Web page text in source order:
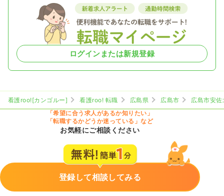
ログインまたは新規登録
看護roo![カンゴルー] 看護roo! 転職 広島県 広島市
広島市安佐
「希望に合う求人があるか知りたい」
「転職するかどうか迷っている」など
お気軽にご相談ください
登録して相談してみる